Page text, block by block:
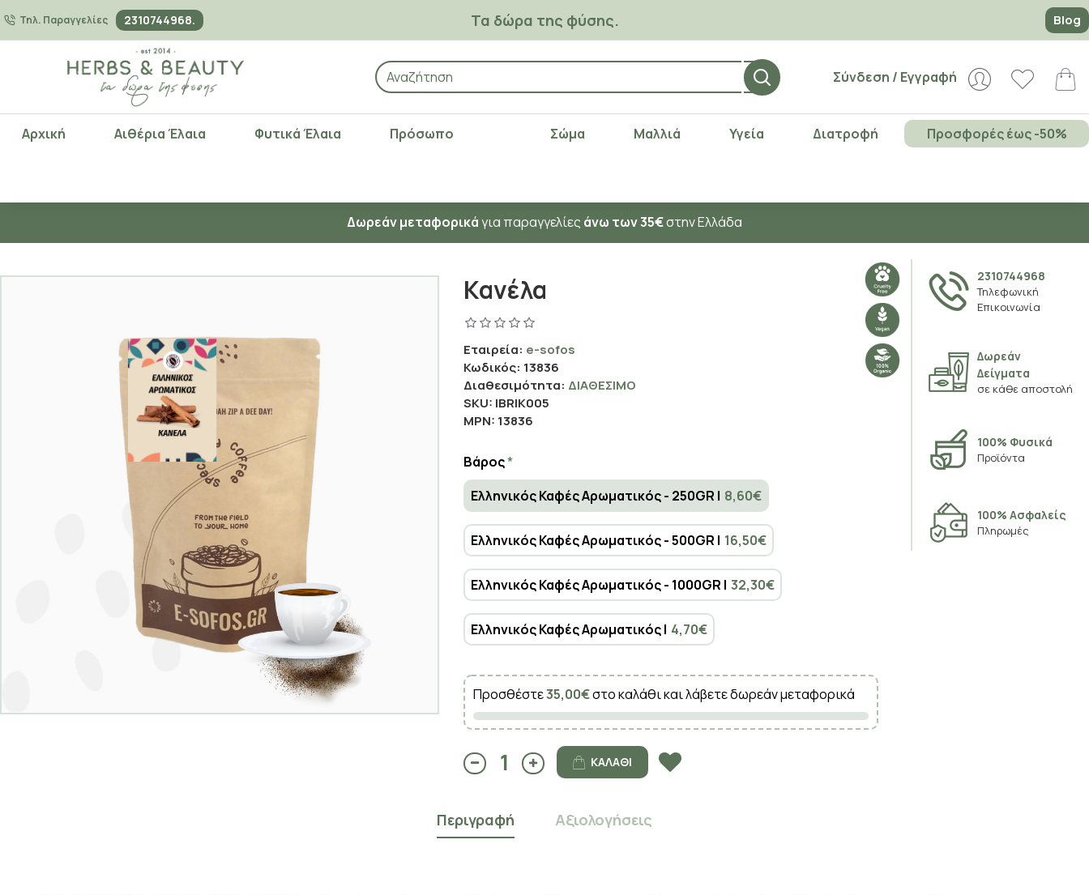
Τηλ. Παραγγελίες 2310744968. Τα δώρα της φύσης. Blog
Σύνδεση / Εγγραφή
Αρχική Αιθέρια Έλαια Φυτικά Έλαια Πρόσωπο Σώμα Μαλλιά Υγεία Διατροφή Προσφορές έως -50%
Δωρεάν μεταφορικάγια παραγγελίες άνω των 35€στην Ελλάδα
Κανέλα
Εταιρεία: e-sofos
Κωδικός: 13836
Διαθεσιμότητα: ΔΙΑΘΈΣΙΜΟ
SKU: IBRIK005
MPN: 13836
Βάρος
Ελληνικός Καφές Αρωματικός - 250GR | 8,60€
Ελληνικός Καφές Αρωματικός - 500GR | 16,50€
Ελληνικός Καφές Αρωματικός - 1000GR | 32,30€
Ελληνικός Καφές Αρωματικός | 4,70€
Προσθέστε35,00€στο καλάθι και λάβετε δωρεάν μεταφορικά
ΚΑΛΆΘΙ
2310744968
Τηλεφωνική
Επικοινωνία
Δωρεάν
Δείγματα
σε κάθε αποστολή
100% Φυσικά
Προϊόντα
100% Ασφαλείς
Πληρωμές
Περιγραφή Αξιολογήσεις